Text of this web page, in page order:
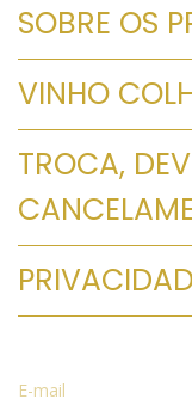
SOBRE OS
VINHO
TROCA,